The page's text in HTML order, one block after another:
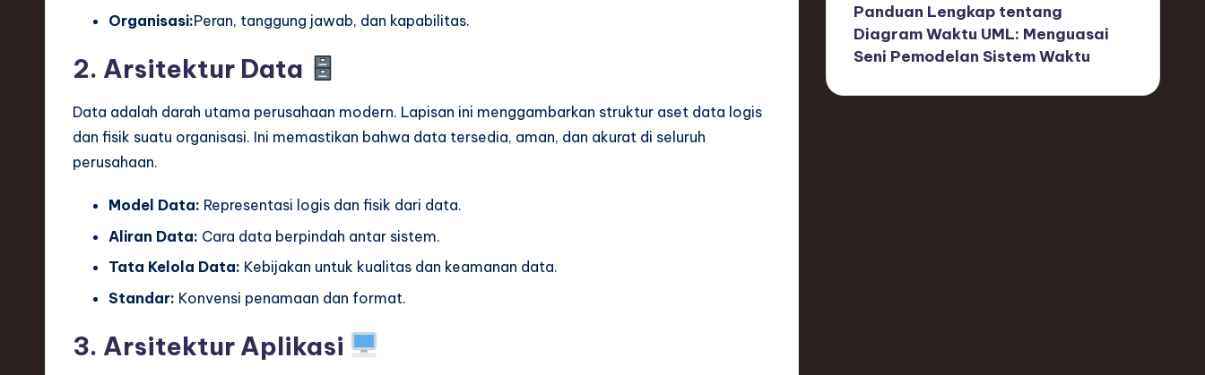
Organisasi:Peran, tanggung jawab, dan kapabilitas.
2. Arsitektur Data
Data adalah darah utama perusahaan modern. Lapisan ini menggambarkan struktur aset data logis
dan fisik suatu organisasi. Ini memastikan bahwa data tersedia, aman, dan akurat di seluruh
perusahaan.
Model Data: Representasi logis dan fisik dari data.
Aliran Data: Cara data berpindah antar sistem.
Tata Kelola Data: Kebijakan untuk kualitas dan keamanan data.
Standar: Konvensi penamaan dan format.
3. Arsitektur Aplikasi
Panduan Lengkap tentang
Diagram Waktu UML: Menguasai
Seni Pemodelan Sistem Waktu